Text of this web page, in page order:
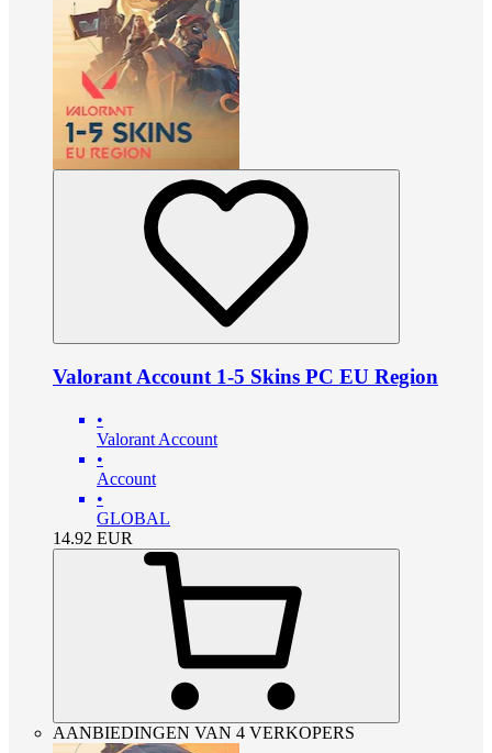
Valorant Account 1-5 Skins PC EU Region
•
Valorant Account
•
Account
•
GLOBAL
14.92 EUR
AANBIEDINGEN VAN 4 VERKOPERS